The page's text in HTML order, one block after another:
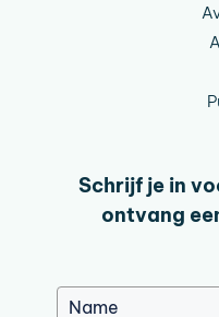
Schrijf je in
ontvang